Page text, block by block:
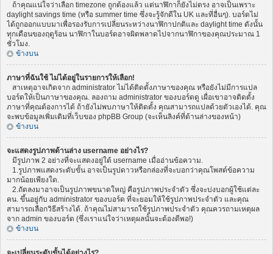
ถ้าคุณแน่ใจว่าเลือก timezone ถูกต้องแล้ว แต่นาฬิกาก็ยังไม่ตรง อาจเป็นเพราะ
daylight savings time (หรือ summer time ซึ่งจะรู้จักดีใน UK และที่อื่นๆ). บอร์ดไม่
ได้ถูกออกแบบมาเพื่อรองรับการเปลี่ยนระหว่างนาฬิกาปกติและ daylight time ดังนั้น
ทุกเดือนของฤดูร้อน นาฬิกาในบอร์ดอาจผิดพลาดไปจากนาฬิกาของคุณประมาณ 1
ชั่วโมง.
ข้างบน
ภาษาที่ฉันใช้ ไม่ได้อยู่ในรายการให้เลือก!
สาเหตุอาจเกิดจาก administrator ไม่ได้ติดตั้งภาษาของคุณ หรือยังไม่มีการแปล
บอร์ดให้เป็นภาษาของคุณ. ลองถาม administrator ของบอร์ดดู เผื่อเขาอาจติดตั้ง
ภาษาที่คุณต้องการได้ ถ้ายังไม่พบภาษาให้ติดตั้ง คุณสามารถแปลด้วยตัวเองได้. คุณ
จะพบข้อมูลเพิ่มเติมที่เว็บของ phpBB Group (จะเห็นลิงค์ที่ด้านล่างของหน้า)
ข้างบน
จะแสดงรูปภาพด้านล่าง username อย่างไร?
มีรูปภาพ 2 อย่างที่จะแสดงอยู่ใต้ username เมื่ออ่านข้อความ.
1.รูปภาพแสดงระดับขั้น อาจเป็นรูปดาวหรือกล่องที่จะบอกว่าคุณโพสต์ข้อความ
มากน้อยเพียงใด.
2.ถัดลงมาอาจเป็นรูปภาพขนาดใหญ่ คือรูปภาพประจำตัว ซึ่งจะบ่งบอกผู้ใช้แต่ละ
คน. ขึ้นอยู่กับ administrator ของบอร์ด ที่จะยอมให้ใช้รูปภาพประจำตัว และคุณ
สามารถเลือกวิธีสร้างได้. ถ้าคุณไม่สามารถใช้รูปภาพประจำตัว คุณควรถามเหตุผล
จาก admin ของบอร์ด (ซึ่งเราแน่ใจว่าเหตุผลนั้นจะต้องดีพอ!)
ข้างบน